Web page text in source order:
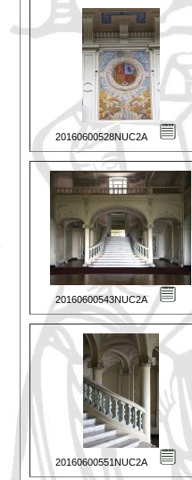
20160600528NUC2A
20160600543NUC2A
20160600551NUC2A